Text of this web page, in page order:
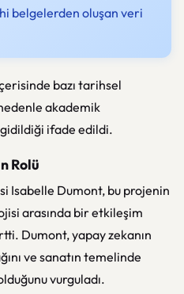
belgelerden oluşan veri
bazı tarihsel
akademik
ifade edildi.
Rolü
Isabelle Dumont, bu projenin
arasında bir etkileşim
Dumont, yapay zekanın
ve sanatın temelinde
vurguladı.